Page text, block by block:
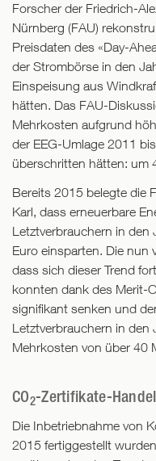
Forscher der Friedrich-
Nürnberg (FAU)
Preisdaten des «Day-
der Strombörse in den
Einspeisung aus
hätten. Das FAU-
Mehrkosten aufgrund
der EEG-Umlage 2011
überschritten hätten: um
Bereits 2015 belegte die
Karl, dass erneuerbare
Letztverbrauchern in
Euro einsparten. Die nun
dass sich dieser Trend
konnten dank des Merit-
signifikant senken und
Letztverbrauchern in
Mehrkosten von über 40
CO2-Zertifikate-
Die Inbetriebnahme von
2015 fertiggestellt